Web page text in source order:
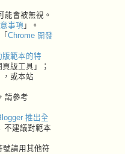
會被無視。
事項 」。
Chrome 開發
版範本的特
版工具」；
，或本站
請參考
推出全
不建議對範本
請用其他符